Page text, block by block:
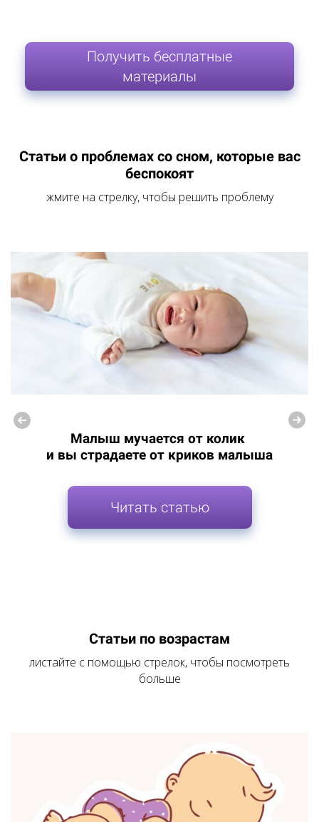
Получить бесплатные
материалы
Статьи о проблемах со сном, которые вас
беспокоят
жмите на стрелку, чтобы решить проблему
Малыш мучается от колик
и вы страдаете от криков малыша
Читать статью
Статьи по возрастам
листайте с помощью стрелок, чтобы посмотреть
больше